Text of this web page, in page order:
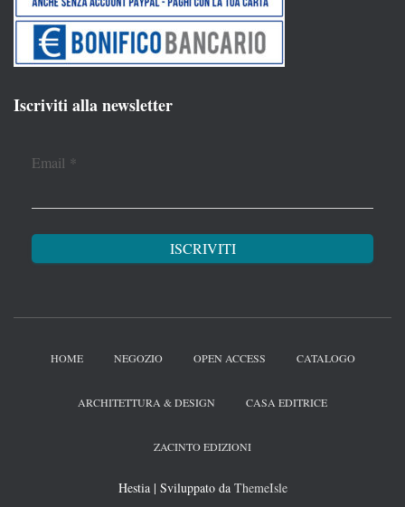
Iscriviti alla newsletter
Email *
HOME NEGOZIO OPEN ACCESS CATALOGO
ARCHITETTURA & DESIGN CASA EDITRICE
ZACINTO EDIZIONI
Hestia | Sviluppato da ThemeIsle